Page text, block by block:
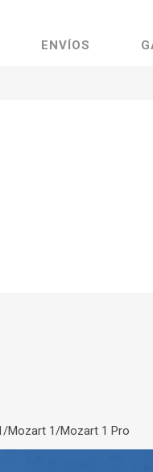
ENVÍOS
Mozart 1/Mozart 1 Pro